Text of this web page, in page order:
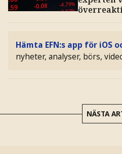
Hämta EFN:s app för iOS
nyheter, analyser, börs,
NÄSTA